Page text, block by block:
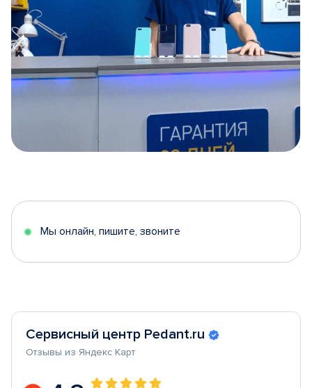
5
Мы онлайн, пишите, звоните
Сервисный центр Pedant.ru
Отзывы из Яндекс Карт